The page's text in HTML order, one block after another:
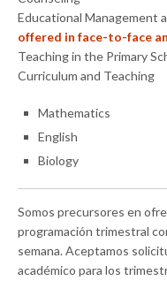
Educational Management
offered in face-to-face
Teaching in the Primary
Curriculum and Teaching
Mathematics
English
Biology
Somos precursores en
programación trimestral
semana. Aceptamos
académico para los